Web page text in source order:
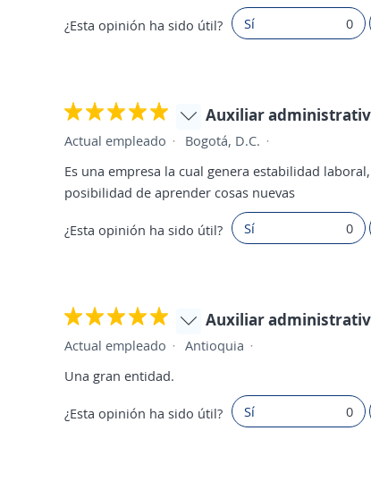
¿Esta opinión ha sido útil? Sí 0
Auxiliar
Actual empleado
Bogotá, D.C.
Es una empresa la cual genera estabilidad
posibilidad de aprender cosas nuevas
¿Esta opinión ha sido útil? Sí 0
Auxiliar
Actual empleado
Antioquia
Una gran entidad.
¿Esta opinión ha sido útil? Sí 0